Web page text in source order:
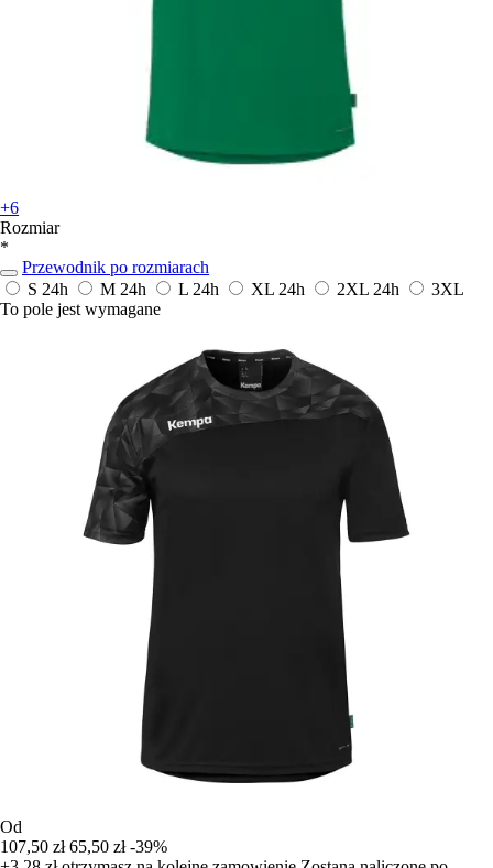
+6
Rozmiar
*
Przewodnik po rozmiarach
S 24h M 24h L 24h XL 24h 2XL 24h
3XL
To pole jest wymagane
Od
107,50 zł 65,50 zł -39%